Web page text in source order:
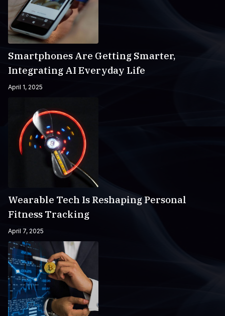
Smartphones Are Getting Smarter,
Integrating AI Everyday Life
April 1, 2025
Wearable Tech Is Reshaping Personal
Fitness Tracking
April 7, 2025